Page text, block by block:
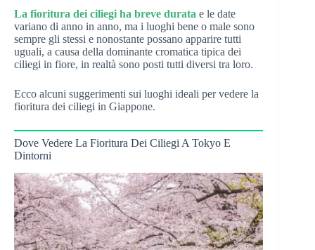
La fioritura dei ciliegi ha breve durata e le date
variano di anno in anno, ma i luoghi bene o male sono
sempre gli stessi e nonostante possano apparire tutti
uguali, a causa della dominante cromatica tipica dei
ciliegi in fiore, in realtà sono posti tutti diversi tra loro.
Ecco alcuni suggerimenti sui luoghi ideali per vedere la
fioritura dei ciliegi in Giappone.
Dove Vedere La Fioritura Dei Ciliegi A Tokyo E
Dintorni